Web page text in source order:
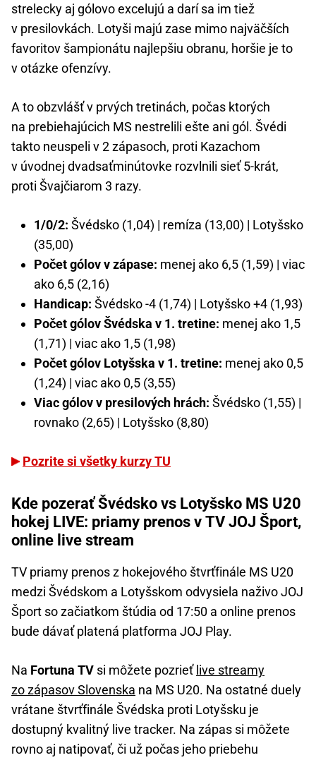
strelecky aj gólovo excelujú a darí sa im tiež
v presilovkách. Lotyši majú zase mimo najväčších
favoritov šampionátu najlepšiu obranu, horšie je to
v otázke ofenzívy.
A to obzvlášť v prvých tretinách, počas ktorých
na prebiehajúcich MS nestrelili ešte ani gól. Švédi
takto neuspeli v 2 zápasoch, proti Kazachom
v úvodnej dvadsaťminútovke rozvlnili sieť 5-krát,
proti Švajčiarom 3 razy.
1/0/2: Švédsko (1,04) | remíza (13,00) | Lotyšsko
(35,00)
Počet gólov v zápase: menej ako 6,5 (1,59) | viac
ako 6,5 (2,16)
Handicap: Švédsko -4 (1,74) | Lotyšsko +4 (1,93)
Počet gólov Švédska v 1. tretine: menej ako 1,5
(1,71) | viac ako 1,5 (1,98)
Počet gólov Lotyšska v 1. tretine: menej ako 0,5
(1,24) | viac ako 0,5 (3,55)
Viac gólov v presilových hrách: Švédsko (1,55) |
rovnako (2,65) | Lotyšsko (8,80)
Pozrite si všetky kurzy TU
Kde pozerať Švédsko vs Lotyšsko MS U20
hokej LIVE: priamy prenos v TV JOJ Šport,
online live stream
TV priamy prenos z hokejového štvrťfinále MS U20
medzi Švédskom a Lotyšskom odvysiela naživo JOJ
Šport so začiatkom štúdia od 17:50 a online prenos
bude dávať platená platforma JOJ Play.
Na Fortuna TV si môžete pozrieťlive streamy
zo zápasov Slovenska na MS U20. Na ostatné duely
vrátane štvrťfinále Švédska proti Lotyšsku je
dostupný kvalitný live tracker. Na zápas si môžete
rovno aj natipovať, či už počas jeho priebehu